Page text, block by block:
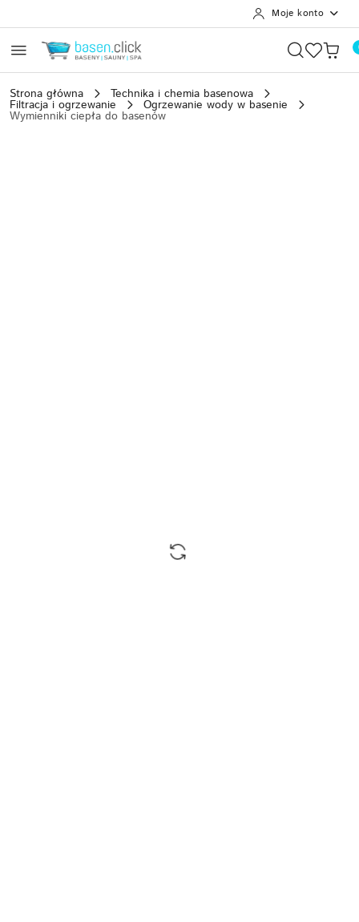
Moje konto
Strona główna Technika i chemia basenowa
Filtracja i ogrzewanie Ogrzewanie wody w basenie
Wymienniki ciepła do basenów